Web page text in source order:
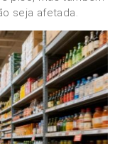
seja afetada.